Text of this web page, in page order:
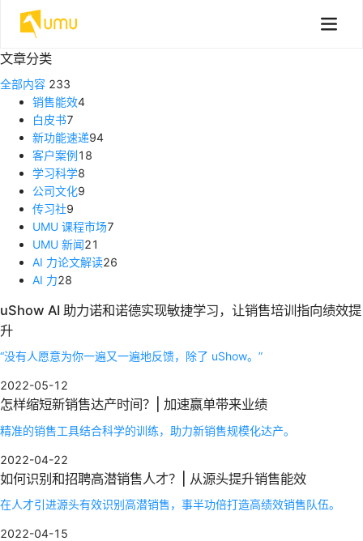
文章分类
全部内容 233
销售能效4
白皮书7
新功能速递94
客户案例18
学习科学8
公司文化9
传习社9
UMU 课程市场7
UMU 新闻21
AI 力论文解读26
AI 力28
uShow AI 助力诺和诺德实现敏捷学习，让销售培训指向绩效提
升
“没有人愿意为你一遍又一遍地反馈，除了 uShow。”
2022-05-12
怎样缩短新销售达产时间？| 加速赢单带来业绩
精准的销售工具结合科学的训练，助力新销售规模化达产。
2022-04-22
如何识别和招聘高潜销售人才？| 从源头提升销售能效
在人才引进源头有效识别高潜销售，事半功倍打造高绩效销售队伍。
2022-04-15